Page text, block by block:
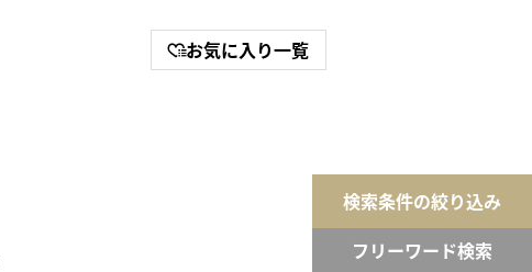
お気に入り一覧
検索条件の絞り込み
フリーワード検索